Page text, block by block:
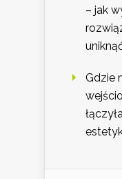
– jak
Gdzie